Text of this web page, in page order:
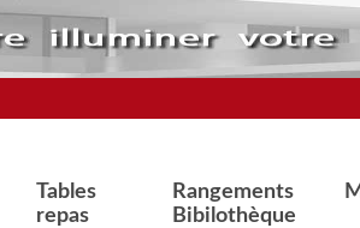
Tables
repas
Rangements
Bibilothèque